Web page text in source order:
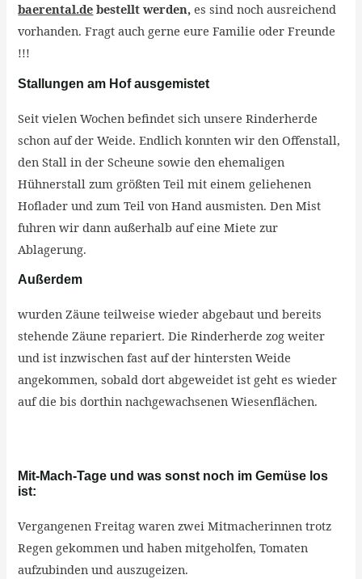
baerental.de bestellt werden, es sind noch ausreichend
vorhanden. Fragt auch gerne eure Familie oder Freunde
!!!
Stallungen am Hof ausgemistet
Seit vielen Wochen befindet sich unsere Rinderherde
schon auf der Weide. Endlich konnten wir den Offenstall,
den Stall in der Scheune sowie den ehemaligen
Hühnerstall zum größten Teil mit einem geliehenen
Hoflader und zum Teil von Hand ausmisten. Den Mist
fuhren wir dann außerhalb auf eine Miete zur
Ablagerung.
Außerdem
wurden Zäune teilweise wieder abgebaut und bereits
stehende Zäune repariert. Die Rinderherde zog weiter
und ist inzwischen fast auf der hintersten Weide
angekommen, sobald dort abgeweidet ist geht es wieder
auf die bis dorthin nachgewachsenen Wiesenflächen.
Mit-Mach-Tage und was sonst noch im Gemüse los
ist:
Vergangenen Freitag waren zwei Mitmacherinnen trotz
Regen gekommen und haben mitgeholfen, Tomaten
aufzubinden und auszugeizen.